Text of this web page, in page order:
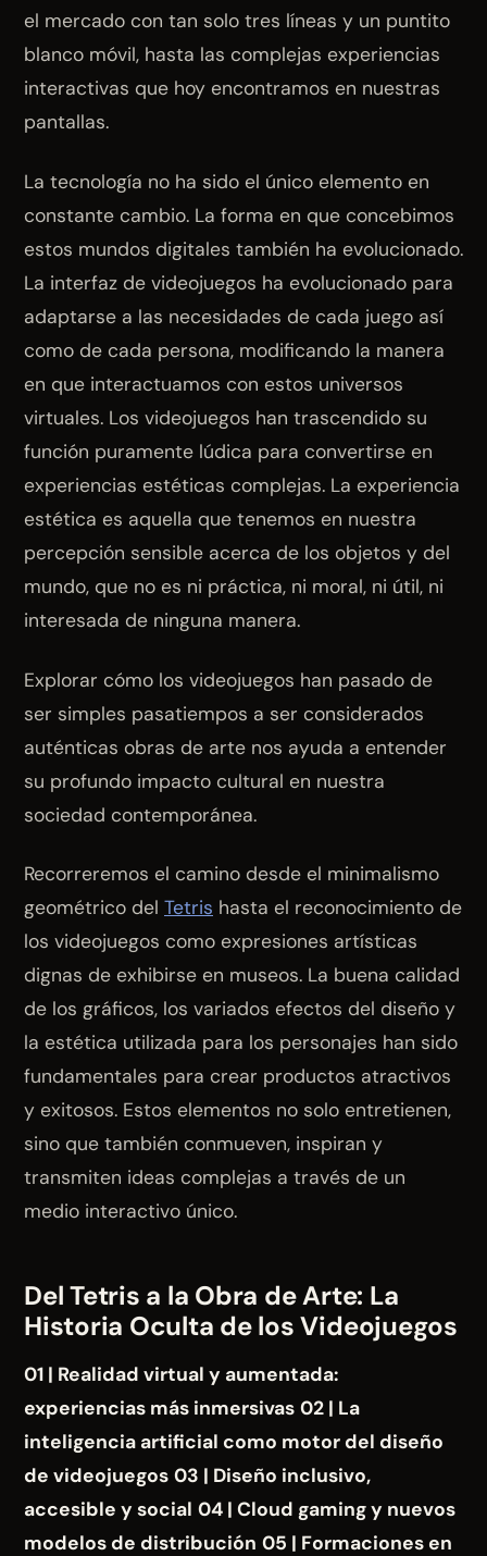
el mercado con tan solo tres líneas y un puntito
blanco móvil, hasta las complejas experiencias
interactivas que hoy encontramos en nuestras
pantallas.
La tecnología no ha sido el único elemento en
constante cambio. La forma en que concebimos
estos mundos digitales también ha evolucionado.
La interfaz de videojuegos ha evolucionado para
adaptarse a las necesidades de cada juego así
como de cada persona, modificando la manera
en que interactuamos con estos universos
virtuales. Los videojuegos han trascendido su
función puramente lúdica para convertirse en
experiencias estéticas complejas. La experiencia
estética es aquella que tenemos en nuestra
percepción sensible acerca de los objetos y del
mundo, que no es ni práctica, ni moral, ni útil, ni
interesada de ninguna manera.
Explorar cómo los videojuegos han pasado de
ser simples pasatiempos a ser considerados
auténticas obras de arte nos ayuda a entender
su profundo impacto cultural en nuestra
sociedad contemporánea.
Recorreremos el camino desde el minimalismo
geométrico del Tetris hasta el reconocimiento de
los videojuegos como expresiones artísticas
dignas de exhibirse en museos. La buena calidad
de los gráficos, los variados efectos del diseño y
la estética utilizada para los personajes han sido
fundamentales para crear productos atractivos
y exitosos. Estos elementos no solo entretienen,
sino que también conmueven, inspiran y
transmiten ideas complejas a través de un
medio interactivo único.
Del Tetris a la Obra de Arte: La
Historia Oculta de los Videojuegos
01 | Realidad virtual y aumentada:
experiencias más inmersivas 02 | La
inteligencia artificial como motor del diseño
de videojuegos 03 | Diseño inclusivo,
accesible y social 04 | Cloud gaming y nuevos
modelos de distribución 05 | Formaciones en